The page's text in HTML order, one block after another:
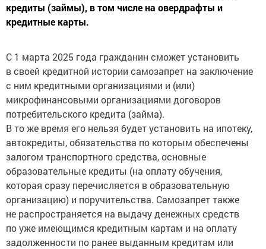
кредиты (займы), в том числе на овердрафты и
кредитные карты.
С 1 марта 2025 года гражданин сможет установить
в своей кредитной истории самозапрет на заключение
с ним кредитными организациями и (или)
микрофинансовыми организациями договоров
потребительского кредита (займа).
В то же время его нельзя будет установить на ипотеку,
автокредиты, обязательства по которым обеспечены
залогом транспортного средства, основные
образовательные кредиты (на оплату обучения,
которая сразу перечисляется в образовательную
организацию) и поручительства. Самозапрет также
не распространяется на выдачу денежных средств
по уже имеющимся кредитным картам и на оплату
задолженности по ранее выданным кредитам или